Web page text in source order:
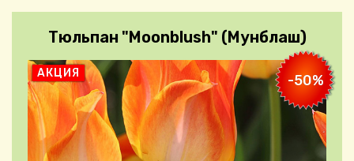
Тюльпан "Moonblush" (Мунблаш)
АКЦИЯ -50%